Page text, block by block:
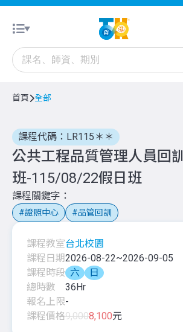
首頁 全部
課程代碼：LR115＊＊
公共工程品質管理人員回訓
班-115/08/22假日班
課程關鍵字
證照中心 品管回訓
課程教室台北校園
課程日期2026-08-22~2026-09-05
課程時段 六
日
總時數
36Hr
報名上限-
課程價格9,0008,100元